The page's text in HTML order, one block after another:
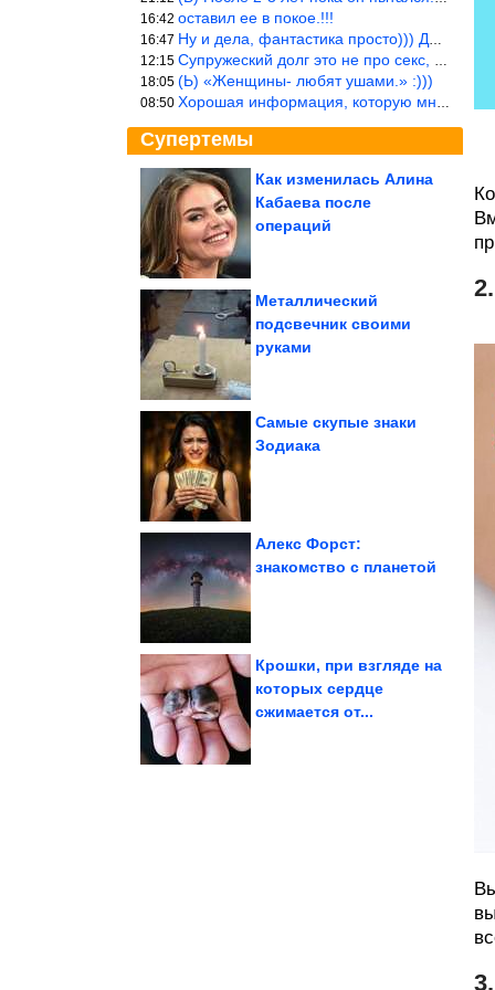
16:42 оставил ее в покое.!!!
16:47 Ну и дела, фантастика просто))) Даже и добавить то нечего…
12:15 Супружеский долг это не про секс, это про Жизнь на Земле. Супруж
18:05 (Ь) «Женщины- любят ушами.» :)))
08:50 Хорошая информация, которую многим стоило бы взять на вооружение
Супертемы
Коты, глядя на которых
«О, у меня...
Как изменилась Алина
Кабаева после
операций
Шерстяные разбойники,
Металлический
подсвечник своими
руками
Самые скупые знаки
Зодиака
Алекс Форст:
знакомство с планетой
нет равных – делюсь
Крошки, при взгляде на
которых сердце
сжимается от...